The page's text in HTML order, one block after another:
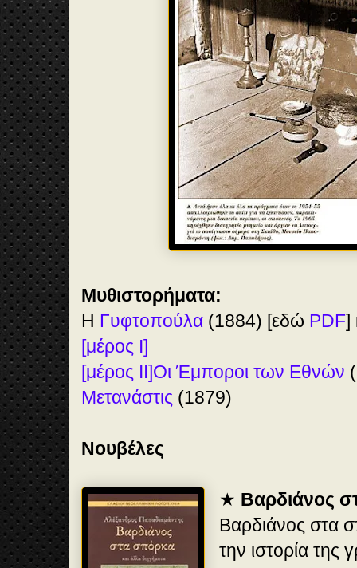
Μυθιστορήματα:
Η Γυφτοπούλα (1884) [εδώ PDF]
[μέρος I]
[μέρος ΙΙ]Οι Έμποροι των Εθνών
Μετανάστις (1879)
Νουβέλες
★ Βαρδιάνος
Βαρδιάνος στα
την ιστορία της